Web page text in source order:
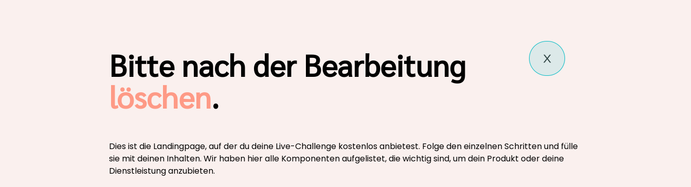
Bitte nach der Bearbeitung
löschen.
Dies ist die Landingpage, auf der du deine Live-Challenge kostenlos anbietest. Folge den einzelnen Schritten und fülle
sie mit deinen Inhalten. Wir haben hier alle Komponenten aufgelistet, die wichtig sind, um dein Produkt oder deine
Dienstleistung anzubieten.